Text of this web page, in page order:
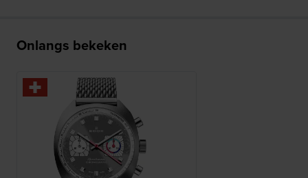
Onlangs bekeken